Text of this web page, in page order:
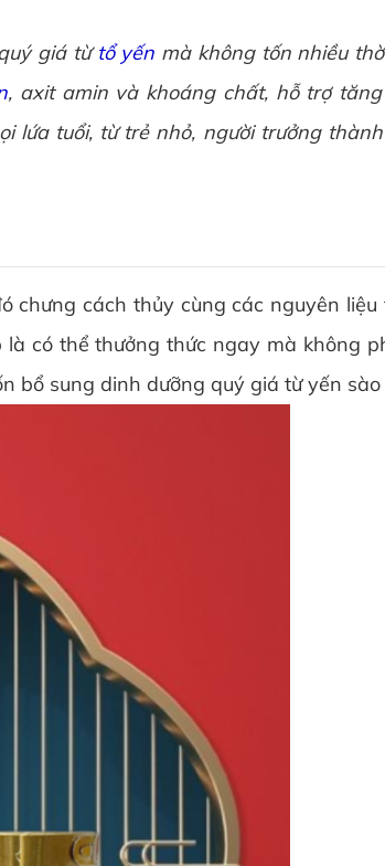
giá từtổ yến mà không tốn nhiều
, axit amin và khoáng chất, hỗ trợ
lứa tuổi, từ trẻ nhỏ, người trưởng
cách thủy cùng các nguyên liệu
có thể thưởng thức ngay mà không
bổ sung dinh dưỡng quý giá từ yến sào